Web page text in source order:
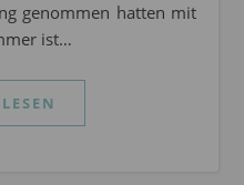
genommen hatten mit
ist…